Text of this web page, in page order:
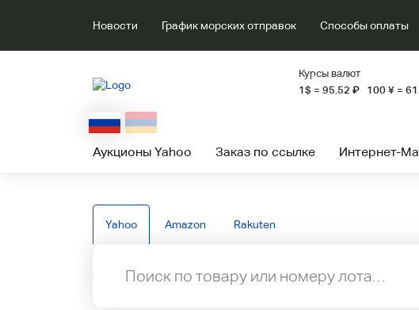
Новости График морских отправок Способы оплаты
Курсы валют
1$ = 95.52 ₽ 100 ¥ =
Аукционы Yahoo Заказ по ссылке Интернет-
Yahoo Amazon Rakuten